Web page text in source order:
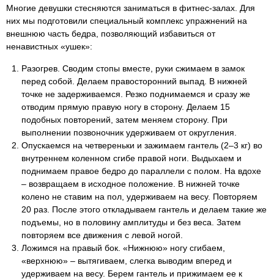
Многие девушки стесняются заниматься в фитнес-залах. Для
них мы подготовили специальный комплекс упражнений на
внешнюю часть бедра, позволяющий избавиться от
ненавистных «ушек»:
Разогрев. Сводим стопы вместе, руки сжимаем в замок
перед собой. Делаем правосторонний выпад. В нижней
точке не задерживаемся. Резко поднимаемся и сразу же
отводим прямую правую ногу в сторону. Делаем 15
подобных повторений, затем меняем сторону. При
выполнении позвоночник удерживаем от округления.
Опускаемся на четвереньки и зажимаем гантель (2–3 кг) во
внутреннем коленном сгибе правой ноги. Выдыхаем и
поднимаем правое бедро до параллели с полом. На вдохе
– возвращаем в исходное положение. В нижней точке
колено не ставим на пол, удерживаем на весу. Повторяем
20 раз. После этого откладываем гантель и делаем такие же
подъемы, но в половину амплитуды и без веса. Затем
повторяем все движения с левой ногой.
Ложимся на правый бок. «Нижнюю» ногу сгибаем,
«верхнюю» – вытягиваем, слегка выводим вперед и
удерживаем на весу. Берем гантель и прижимаем ее к